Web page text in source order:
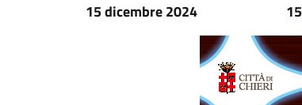
15 dicembre 2024